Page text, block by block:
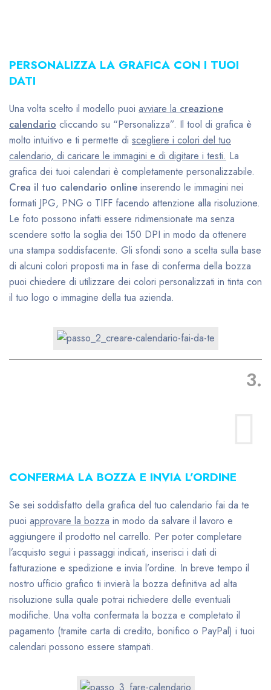
PERSONALIZZA LA GRAFICA CON I TUOI
DATI
Una volta scelto il modello puoi avviare la creazione
calendario cliccando su “Personalizza”. Il tool di grafica è
molto intuitivo e ti permette di scegliere i colori del tuo
calendario, di caricare le immagini e di digitare i testi. La
grafica dei tuoi calendari è completamente personalizzabile.
Crea il tuo calendario online inserendo le immagini nei
formati JPG, PNG o TIFF facendo attenzione alla risoluzione.
Le foto possono infatti essere ridimensionate ma senza
scendere sotto la soglia dei 150 DPI in modo da ottenere
una stampa soddisfacente. Gli sfondi sono a scelta sulla base
di alcuni colori proposti ma in fase di conferma della bozza
puoi chiedere di utilizzare dei colori personalizzati in tinta con
il tuo logo o immagine della tua azienda.
3.
CONFERMA LA BOZZA E INVIA L’ORDINE
Se sei soddisfatto della grafica del tuo calendario fai da te
puoi approvare la bozza in modo da salvare il lavoro e
aggiungere il prodotto nel carrello. Per poter completare
l’acquisto segui i passaggi indicati, inserisci i dati di
fatturazione e spedizione e invia l’ordine. In breve tempo il
nostro ufficio grafico ti invierà la bozza definitiva ad alta
risoluzione sulla quale potrai richiedere delle eventuali
modifiche. Una volta confermata la bozza e completato il
pagamento (tramite carta di credito, bonifico o PayPal) i tuoi
calendari possono essere stampati.